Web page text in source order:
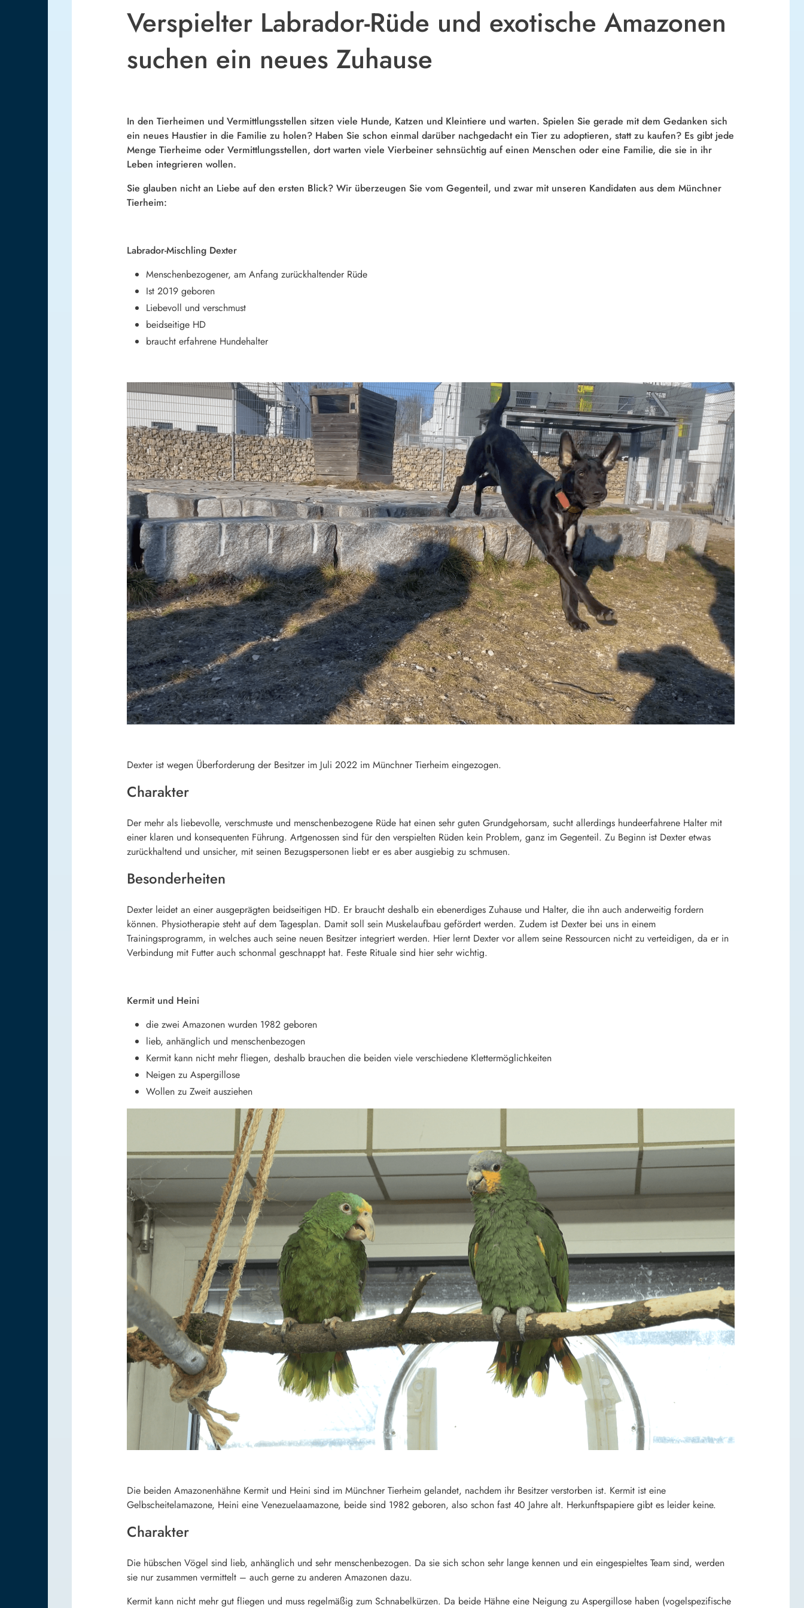
Verspielter Labrador-Rüde und exotische Amazonen
suchen ein neues Zuhause
In den Tierheimen und Vermittlungsstellen sitzen viele Hunde, Katzen und Kleintiere und warten. Spielen Sie gerade mit dem Gedanken sich
ein neues Haustier in die Familie zu holen? Haben Sie schon einmal darüber nachgedacht ein Tier zu adoptieren, statt zu kaufen? Es gibt jede
Menge Tierheime oder Vermittlungsstellen, dort warten viele Vierbeiner sehnsüchtig auf einen Menschen oder eine Familie, die sie in ihr
Leben integrieren wollen.
Sie glauben nicht an Liebe auf den ersten Blick? Wir überzeugen Sie vom Gegenteil, und zwar mit unseren Kandidaten aus dem Münchner
Tierheim:
Labrador-Mischling Dexter
Menschenbezogener, am Anfang zurückhaltender Rüde
Ist 2019 geboren
Liebevoll und verschmust
beidseitige HD
braucht erfahrene Hundehalter
Dexter ist wegen Überforderung der Besitzer im Juli 2022 im Münchner Tierheim eingezogen.
Charakter
Der mehr als liebevolle, verschmuste und menschenbezogene Rüde hat einen sehr guten Grundgehorsam, sucht allerdings hundeerfahrene Halter mit
einer klaren und konsequenten Führung. Artgenossen sind für den verspielten Rüden kein Problem, ganz im Gegenteil. Zu Beginn ist Dexter etwas
zurückhaltend und unsicher, mit seinen Bezugspersonen liebt er es aber ausgiebig zu schmusen.
Besonderheiten
Dexter leidet an einer ausgeprägten beidseitigen HD. Er braucht deshalb ein ebenerdiges Zuhause und Halter, die ihn auch anderweitig fordern
können. Physiotherapie steht auf dem Tagesplan. Damit soll sein Muskelaufbau gefördert werden. Zudem ist Dexter bei uns in einem
Trainingsprogramm, in welches auch seine neuen Besitzer integriert werden. Hier lernt Dexter vor allem seine Ressourcen nicht zu verteidigen, da er in
Verbindung mit Futter auch schonmal geschnappt hat. Feste Rituale sind hier sehr wichtig.
Kermit und Heini
die zwei Amazonen wurden 1982 geboren
lieb, anhänglich und menschenbezogen
Kermit kann nicht mehr fliegen, deshalb brauchen die beiden viele verschiedene Klettermöglichkeiten
Neigen zu Aspergillose
Wollen zu Zweit ausziehen
Die beiden Amazonenhähne Kermit und Heini sind im Münchner Tierheim gelandet, nachdem ihr Besitzer verstorben ist. Kermit ist eine
Gelbscheitelamazone, Heini eine Venezuelaamazone, beide sind 1982 geboren, also schon fast 40 Jahre alt. Herkunftspapiere gibt es leider keine.
Charakter
Die hübschen Vögel sind lieb, anhänglich und sehr menschenbezogen. Da sie sich schon sehr lange kennen und ein eingespieltes Team sind, werden
sie nur zusammen vermittelt – auch gerne zu anderen Amazonen dazu.
Kermit kann nicht mehr gut fliegen und muss regelmäßig zum Schnabelkürzen. Da beide Hähne eine Neigung zu Aspergillose haben (vogelspezifische